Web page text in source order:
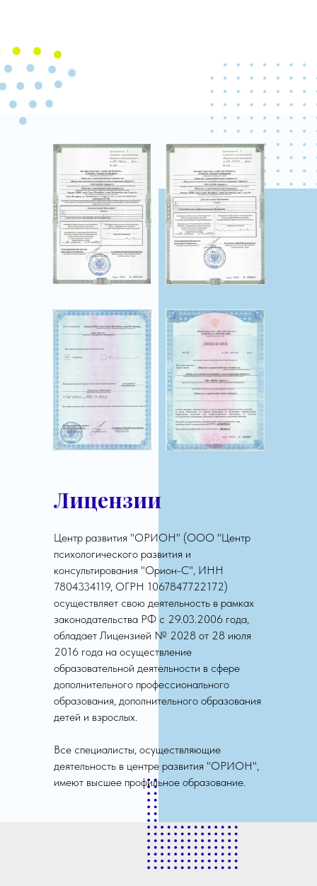
Лицензии
Центр развития "ОРИОН" (ООО "Центр
психологического развития и
консультирования "Орион-С", ИНН
7804334119, ОГРН 1067847722172)
осуществляет свою деятельность в рамках
законодательства РФ с 29.03.2006 года,
обладает Лицензией № 2028 от 28 июля
2016 года на осуществление
образовательной деятельности в сфере
дополнительного профессионального
образования, дополнительного образования
детей и взрослых.
Все специалисты, осуществляющие
деятельность в центре развития "ОРИОН",
имеют высшее профильное образование.